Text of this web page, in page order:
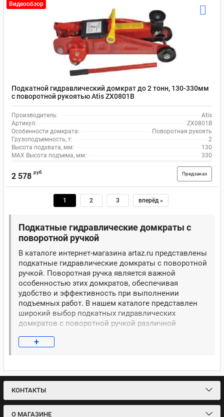
Видеообзор
Подкатной гидравлический домкрат до 2 тонн, 130-330мм
с поворотной рукоятью Atis ZX0801В
Производитель:
Atis
Артикул:
ZX0801В
Особенности домкрата:
Поворотная рукоять
Грузоподъемность, т:
2
Высота подхвата, мм:
130
MAX Высота подъема, мм:
330
2 578 руб Предзаказ
1 2 3 вперёд »
Подкатные гидравлические домкраты с
поворотной ручкой
В каталоге интернет-магазина artaz.ru представлены
подкатные гидравлические домкраты с поворотной
ручкой. Поворотная ручка является важной
особенностью этих домкратов, обеспечивая
удобство и эффективность при выполнении
подъемных работ. В нашем каталоге представлен
широкий выбор подкатных гидравлических
домкратов с поворотной ручкой различной
Подкатные гидравлические домкраты с
поворотной ручкой предлагают следующие
преимущества:
+
КОНТАКТЫ
О МАГАЗИНЕ